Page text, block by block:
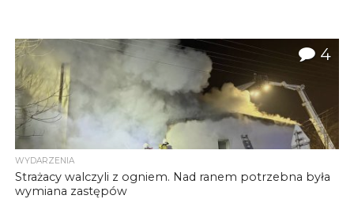
4
WYDARZENIA
Strażacy walczyli z ogniem. Nad ranem potrzebna była
wymiana zastępów